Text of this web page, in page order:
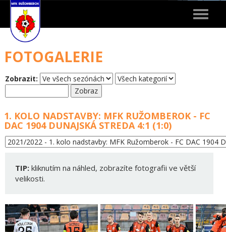
Toggle
FOTOGALERIE
Zobrazit:
1. KOLO NADSTAVBY: MFK RUŽOMBEROK - FC
DAC 1904 DUNAJSKÁ STREDA 4:1 (1:0)
TIP: kliknutím na náhled, zobrazíte fotografii ve větší
velikosti.